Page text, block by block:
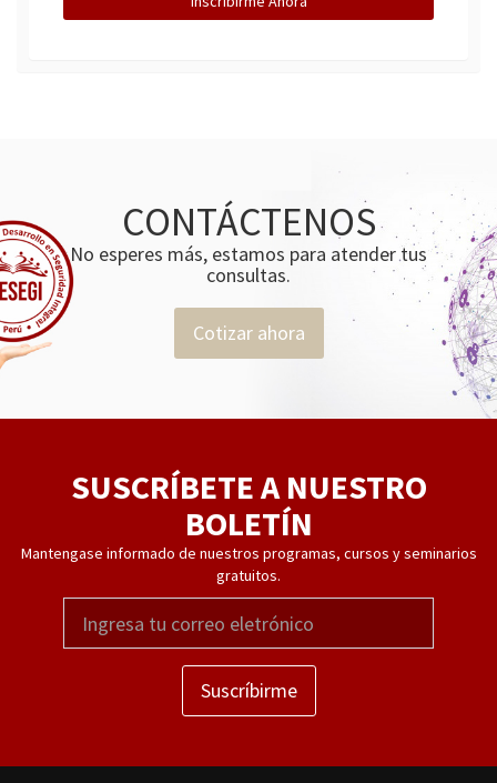
CONTÁCTENOS
No esperes más, estamos para atender tus
consultas.
Cotizar ahora
SUSCRÍBETE A NUESTRO
BOLETÍN
Mantengase informado de nuestros programas, cursos y seminarios
gratuitos.
Suscríbirme